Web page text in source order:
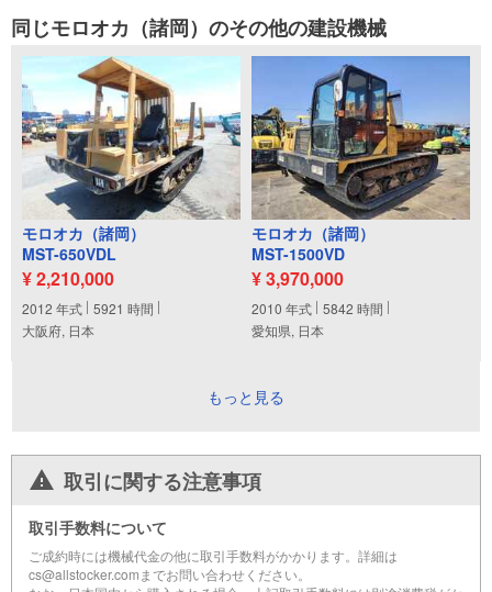
同じモロオカ（諸岡）のその他の建設機械
モロオカ（諸岡）
MST-650VDL
¥ 2,210,000
2012 年式 5921 時間
大阪府, 日本
モロオカ（諸岡）
MST-1500VD
¥ 3,970,000
2010 年式 5842 時間
愛知県, 日本
もっと見る
取引に関する注意事項
取引手数料について
ご成約時には機械代金の他に取引手数料がかかります。詳細は
cs@allstocker.comまでお問い合わせください。